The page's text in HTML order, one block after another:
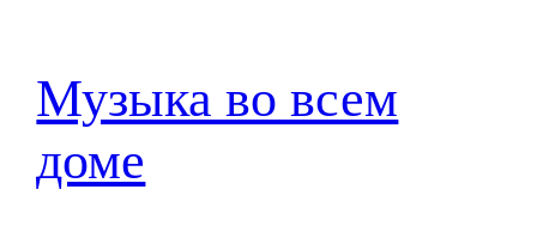
Музыка во всем
доме